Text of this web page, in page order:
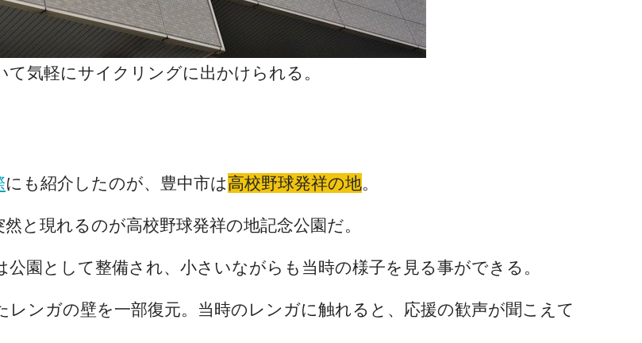
気軽にサイクリングに出かけられる。
にも紹介したのが、豊中市は高校野球発祥の地。
と現れるのが高校野球発祥の地記念公園だ。
園として整備され、小さいながらも当時の様子を見る事ができる。
ンガの壁を一部復元。当時のレンガに触れると、応援の歓声が聞こえて